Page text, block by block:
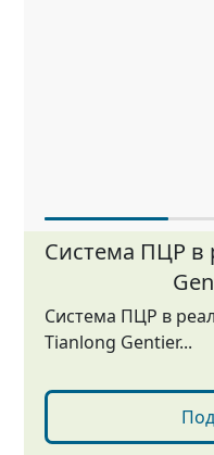
Система ПЦР в
Система ПЦР в
Tianlong Gentier...